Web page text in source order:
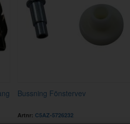
Bussning Fönstervev
Artnr: C5AZ-5726232